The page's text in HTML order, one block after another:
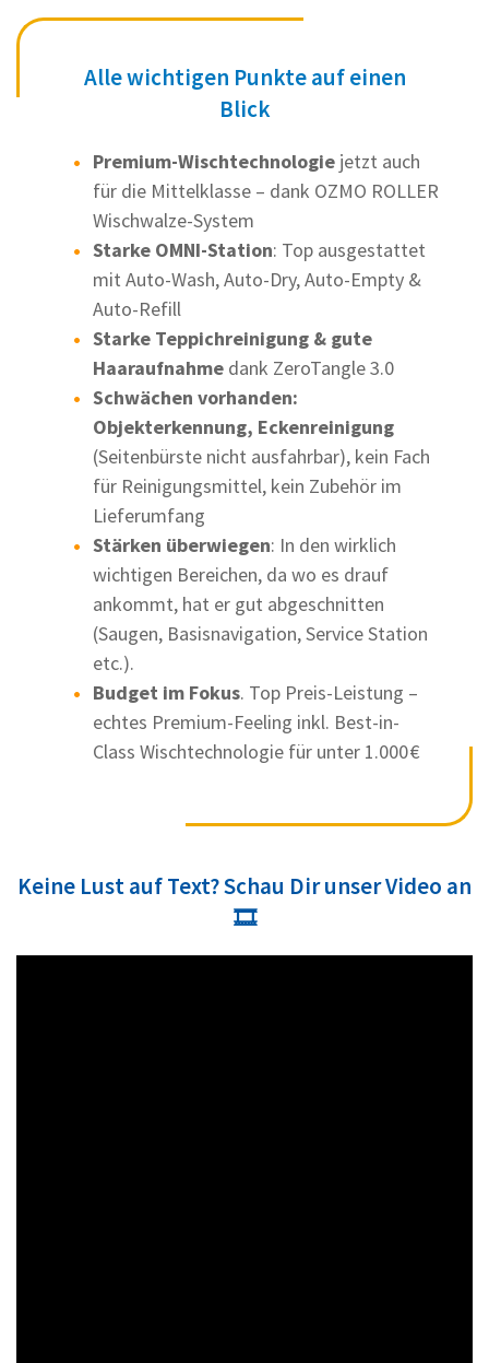
Alle wichtigen Punkte auf einen
Blick
Premium-Wischtechnologie jetzt auch
für die Mittelklasse – dank OZMO ROLLER
Wischwalze-System
Starke OMNI-Station: Top ausgestattet
mit Auto-Wash, Auto-Dry, Auto-Empty &
Auto-Refill
Starke Teppichreinigung & gute
Haaraufnahme dank ZeroTangle 3.0
Schwächen vorhanden:
Objekterkennung, Eckenreinigung
(Seitenbürste nicht ausfahrbar), kein Fach
für Reinigungsmittel, kein Zubehör im
Lieferumfang
Stärken überwiegen: In den wirklich
wichtigen Bereichen, da wo es drauf
ankommt, hat er gut abgeschnitten
(Saugen, Basisnavigation, Service Station
etc.).
Budget im Fokus. Top Preis-Leistung –
echtes Premium-Feeling inkl. Best-in-
Class Wischtechnologie für unter 1.000 €
Keine Lust auf Text? Schau Dir unser Video an
🎞️